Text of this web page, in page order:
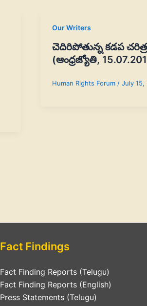
Our Writers
చెదిరిపోతున్న కడప
(ఆంధ్రజ్యోతి,
Human Rights Forum / July 15,
Fact Findings
Fact Finding Reports (Telugu)
Fact Finding Reports (English)
Press Statements (Telugu)